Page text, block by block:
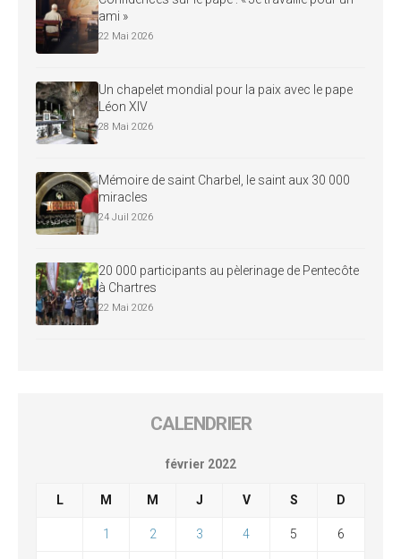
ami »
22 Mai 2026
Un chapelet mondial pour la paix avec le pape
Léon XIV
28 Mai 2026
Mémoire de saint Charbel, le saint aux 30 000
miracles
24 Juil 2026
20 000 participants au pèlerinage de Pentecôte
à Chartres
22 Mai 2026
CALENDRIER
février 2022
L M M J V S D
1 2 3 4 5 6